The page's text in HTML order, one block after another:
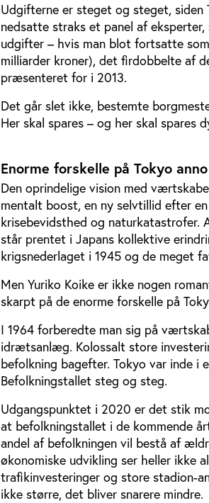
Udgifterne er steget og steget,
nedsatte straks et panel af
udgifter – hvis man blot fortsatte
milliarder kroner), det firdobbelte af
præsenteret for i 2013.
Det går slet ikke, bestemte
Her skal spares – og her skal spares
Enorme forskelle på Tokyo
Den oprindelige vision med
mentalt boost, en ny selvtillid efter
krisebevidsthed og naturkatastrofer.
står prentet i Japans kollektive
krigsnederlaget i 1945 og de meget
Men Yuriko Koike er ikke nogen
skarpt på de enorme forskelle på
I 1964 forberedte man sig på
idrætsanlæg. Kolossalt store
befolkning bagefter. Tokyo var inde
Befolkningstallet steg og steg.
Udgangspunktet i 2020 er det stik
at befolkningstallet i de kommende
andel af befolkningen vil bestå af
økonomiske udvikling ser heller ikke
trafikinvesteringer og store stadion-
ikke større, det bliver snarere mindre.